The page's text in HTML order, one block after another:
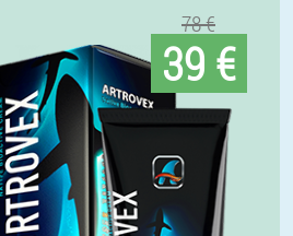
78 €
39 €